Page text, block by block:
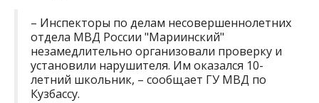
– Инспекторы по делам несовершеннолетних
отдела МВД России "Мариинский"
незамедлительно организовали проверку и
установили нарушителя. Им оказался 10-
летний школьник, – сообщает ГУ МВД по
Кузбассу.